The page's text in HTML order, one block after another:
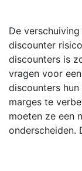
De
discounter
discounters is
vragen voor
discounters
marges te
moeten ze een
onderscheiden.